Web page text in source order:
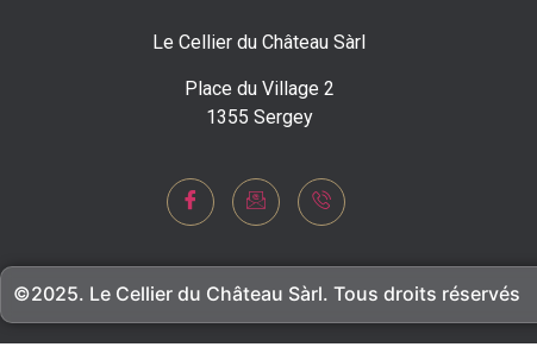
Le Cellier du Château Sàrl
Place du Village 2
1355 Sergey
©2025. Le Cellier du Château Sàrl. Tous droits réservés